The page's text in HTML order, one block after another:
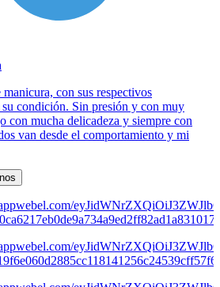
con sus respectivos
su condición. Sin presión y con muy
con mucha delicadeza y siempre con
van desde el comportamiento y mi